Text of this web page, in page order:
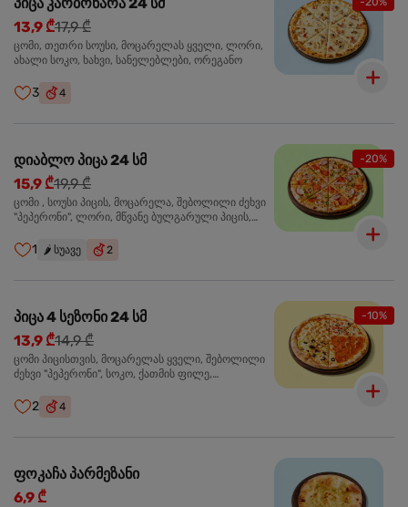
13,9 ₾17,9 ₾
ცომი, თეთრი სოუსი, მოცარელას ყველი, ლორი,
ახალი სოკო, ხახვი, სანელებლები, ორეგანო
3 4
-20%
დიაბლო პიცა 24 სმ
15,9 ₾19,9 ₾
ცომი , სოუსი პიცის, მოცარელა, შებოლილი ძეხვი
"პეპერონი", ლორი, მწვანე ბულგარული პიცის,
1 🌶️ სუავე 2
-10%
პიცა 4 სეზონი 24 სმ
13,9 ₾14,9 ₾
ცომი პიცისთვის, მოცარელას ყველი, შებოლილი
ძეხვი "პეპერონი", სოკო, ქათმის ფილე,
2 4
ფოკაჩა პარმეზანი
6,9 ₾